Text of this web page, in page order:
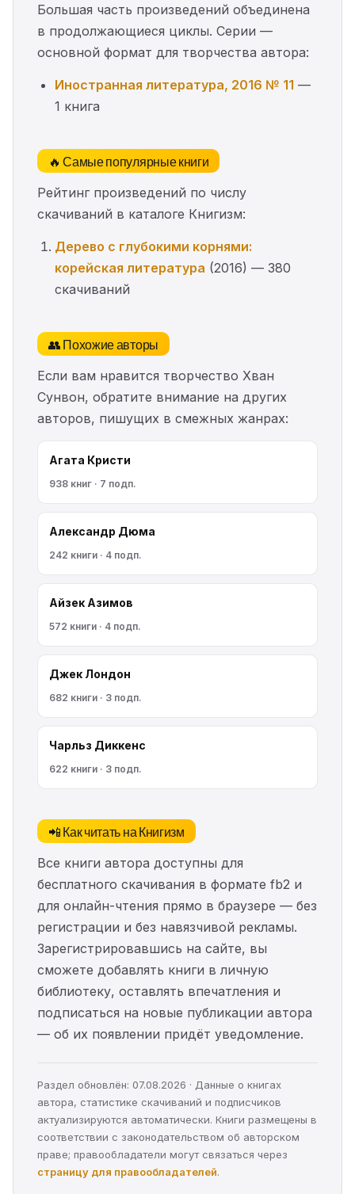
Большая часть произведений объединена
в продолжающиеся циклы. Серии —
основной формат для творчества автора:
Иностранная литература, 2016 № 11 —
1 книга
🔥 Самые популярные книги
Рейтинг произведений по числу
скачиваний в каталоге Книгизм:
Дерево с глубокими корнями:
корейская литература (2016) — 380
скачиваний
👥 Похожие авторы
Если вам нравится творчество Хван
Сунвон, обратите внимание на других
авторов, пишущих в смежных жанрах:
Агата Кристи
938 книг · 7 подп.
Александр Дюма
242 книги · 4 подп.
Айзек Азимов
572 книги · 4 подп.
Джек Лондон
682 книги · 3 подп.
Чарльз Диккенс
622 книги · 3 подп.
📲 Как читать на Книгизм
Все книги автора доступны для
бесплатного скачивания в формате fb2 и
для онлайн-чтения прямо в браузере — без
регистрации и без навязчивой рекламы.
Зарегистрировавшись на сайте, вы
сможете добавлять книги в личную
библиотеку, оставлять впечатления и
подписаться на новые публикации автора
— об их появлении придёт уведомление.
Раздел обновлён: 07.08.2026 · Данные о книгах
автора, статистике скачиваний и подписчиков
актуализируются автоматически. Книги размещены в
соответствии с законодательством об авторском
праве; правообладатели могут связаться через
страницу для правообладателей.